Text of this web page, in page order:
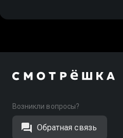
Возникли вопросы?
Обратная связь